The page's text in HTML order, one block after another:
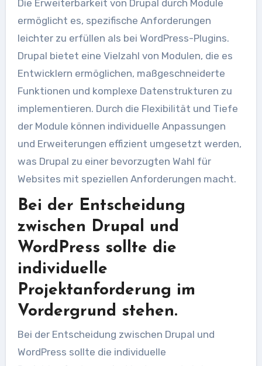
Die Erweiterbarkeit von Drupal durch Module
ermöglicht es, spezifische Anforderungen
leichter zu erfüllen als bei WordPress-Plugins.
Drupal bietet eine Vielzahl von Modulen, die es
Entwicklern ermöglichen, maßgeschneiderte
Funktionen und komplexe Datenstrukturen zu
implementieren. Durch die Flexibilität und Tiefe
der Module können individuelle Anpassungen
und Erweiterungen effizient umgesetzt werden,
was Drupal zu einer bevorzugten Wahl für
Websites mit speziellen Anforderungen macht.
Bei der Entscheidung
zwischen Drupal und
WordPress sollte die
individuelle
Projektanforderung im
Vordergrund stehen.
Bei der Entscheidung zwischen Drupal und
WordPress sollte die individuelle